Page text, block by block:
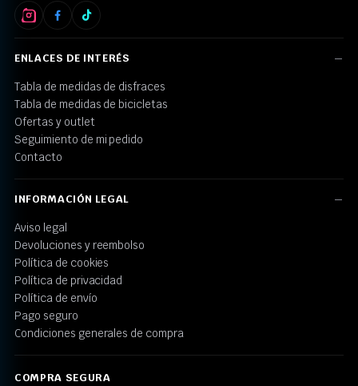
ENLACES DE INTERÉS
Tabla de medidas de disfraces
Tabla de medidas de bicicletas
Ofertas y outlet
Seguimiento de mi pedido
Contacto
INFORMACIÓN LEGAL
Aviso legal
Devoluciones y reembolso
Política de cookies
Política de privacidad
Política de envío
Pago seguro
Condiciones generales de compra
COMPRA SEGURA